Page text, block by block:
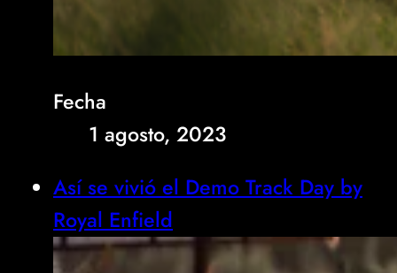
Fecha
1 agosto, 2023
Así se vivió el Demo Track Day by
Royal Enfield